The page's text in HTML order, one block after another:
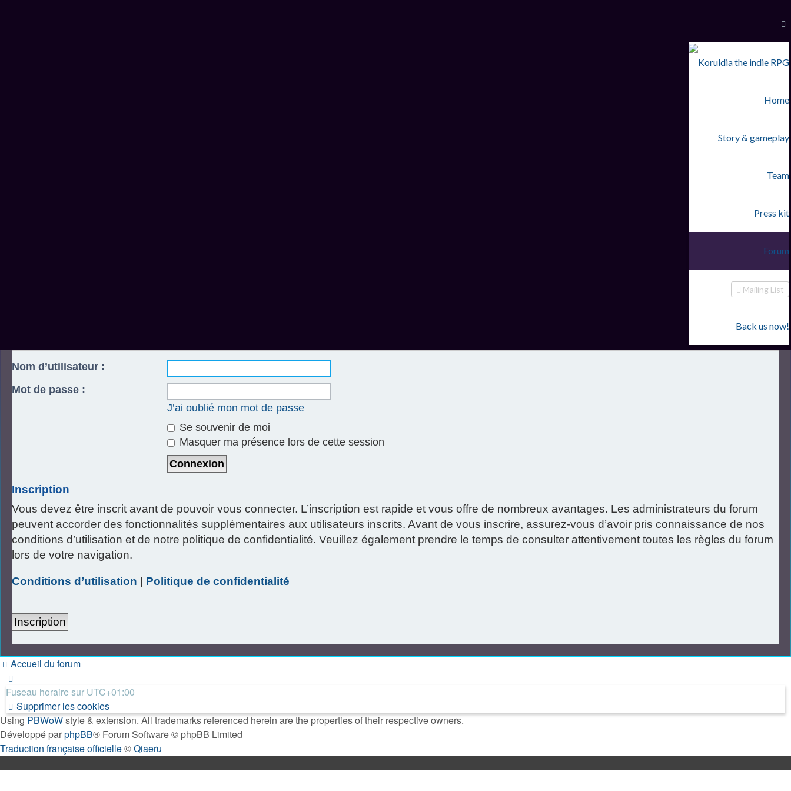
Home
Story & gameplay
Team
Press kit
Forum
Mailing List
Back us now!
Nom d’utilisateur :
Mot de passe :
J’ai oublié mon mot de passe
Se souvenir de moi
Masquer ma présence lors de cette session
Inscription
Vous devez être inscrit avant de pouvoir vous connecter. L’inscription est rapide et vous offre de nombreux avantages. Les administrateurs du forum
peuvent accorder des fonctionnalités supplémentaires aux utilisateurs inscrits. Avant de vous inscrire, assurez-vous d’avoir pris connaissance de nos
conditions d’utilisation et de notre politique de confidentialité. Veuillez également prendre le temps de consulter attentivement toutes les règles du forum
lors de votre navigation.
Conditions d’utilisation Politique de confidentialité
Inscription
Accueil du forum
Fuseau horaire sur UTC+01:00
Supprimer les cookies
Using PBWoWstyle & extension. All trademarks referenced herein are the properties of their respective owners.
Développé parphpBB® Forum Software © phpBB Limited
Traduction française officielle©Qiaeru